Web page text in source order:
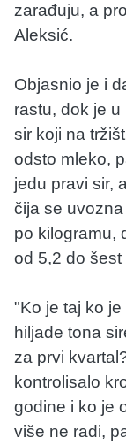
zarađuju, a
Aleksić.
Objasnio je i
rastu, dok je u
sir koji na
odsto mleko,
jedu pravi sir,
čija se
po kilogramu,
od 5,2 do šest
"Ko je taj ko
hiljade tona
za prvi
kontrolisalo
godine i ko je
više ne radi,